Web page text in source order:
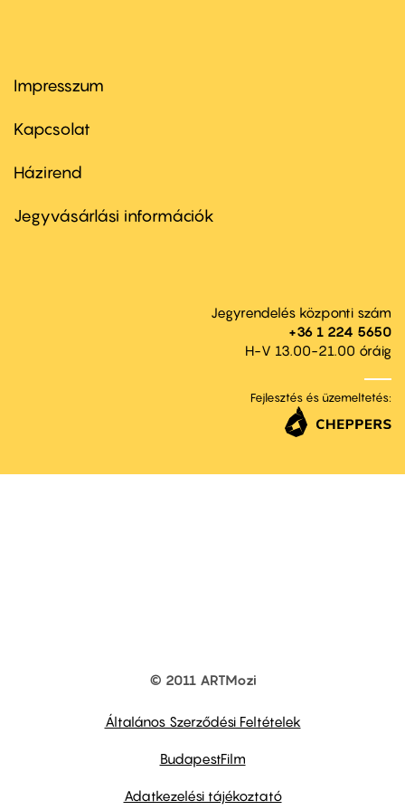
Footer
first
Impresszum
Kapcsolat
Footer
second
Házirend
Jegyvásárlási információk
Jegyrendelés központi szám
+36 1 224 5650
H-V 13.00-21.00 óráig
Fejlesztés és üzemeltetés:
© 2011 ARTMozi
Általános Szerződési Feltételek
BudapestFilm
Adatkezelési tájékoztató